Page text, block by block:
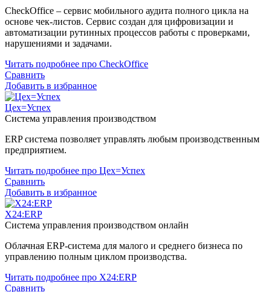
CheckOffice – сервис мобильного аудита полного цикла на
основе чек-листов. Сервис создан для цифровизации и
автоматизации рутинных процессов работы с проверками,
нарушениями и задачами.
Читать подробнее про CheckOffice
Сравнить
Добавить в избранное
Цех=Успех
Система управления производством
ERP система позволяет управлять любым производственным
предприятием.
Читать подробнее про Цех=Успех
Сравнить
Добавить в избранное
X24:ERP
Система управления производством онлайн
Облачная ERP-система для малого и среднего бизнеса по
управлению полным циклом производства.
Читать подробнее про X24:ERP
Сравнить